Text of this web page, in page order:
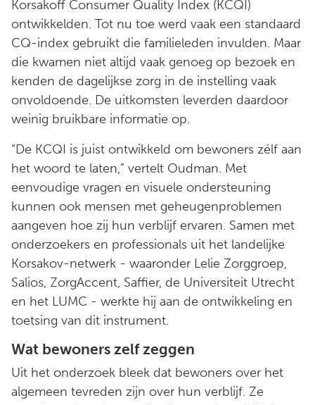
Korsakoff Consumer Quality Index (KCQI)
ontwikkelden. Tot nu toe werd vaak een standaard
CQ-index gebruikt die familieleden invulden. Maar
die kwamen niet altijd vaak genoeg op bezoek en
kenden de dagelijkse zorg in de instelling vaak
onvoldoende. De uitkomsten leverden daardoor
weinig bruikbare informatie op.
“De KCQI is juist ontwikkeld om bewoners zélf aan
het woord te laten,” vertelt Oudman. Met
eenvoudige vragen en visuele ondersteuning
kunnen ook mensen met geheugenproblemen
aangeven hoe zij hun verblijf ervaren. Samen met
onderzoekers en professionals uit het landelijke
Korsakov-netwerk - waaronder Lelie Zorggroep,
Salios, ZorgAccent, Saffier, de Universiteit Utrecht
en het LUMC - werkte hij aan de ontwikkeling en
toetsing van dit instrument.
Wat bewoners zelf zeggen
Uit het onderzoek bleek dat bewoners over het
algemeen tevreden zijn over hun verblijf. Ze